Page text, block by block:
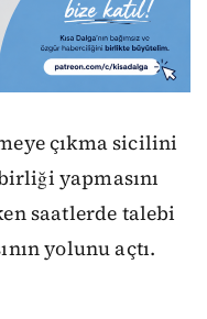
çıkma sicilini
yapmasını
saatlerde talebi
yolunu açtı.